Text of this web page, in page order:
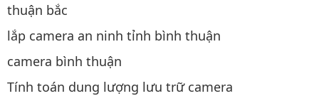
thuận bắc
lắp camera an ninh tỉnh bình thuận
camera bình thuận
Tính toán dung lượng lưu trữ camera